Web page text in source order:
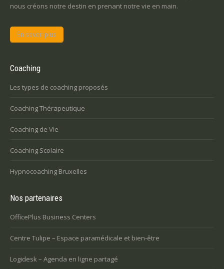
nous créons notre destin en prenant notre vie en main.
En savoir plus
Coaching
Les types de coaching proposés
Coaching Thérapeutique
Coaching de Vie
Coaching Scolaire
Hypnocoaching Bruxelles
Nos partenaires
OfficePlus Business Centers
Centre Tulipe – Espace paramédicale et bien-être
Logidesk – Agenda en ligne partagé